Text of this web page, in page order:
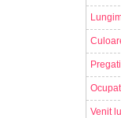
Venit